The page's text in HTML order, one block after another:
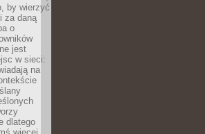
by wierzyć
za daną
o
jest
w sieci:
na
dlatego